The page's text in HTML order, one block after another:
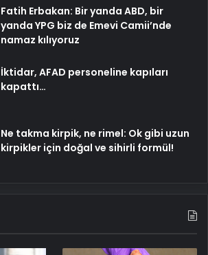
Fatih Erbakan: Bir yanda ABD, bir
yanda YPG biz de Emevi Camii’nde
namaz kılıyoruz
İktidar, AFAD personeline kapıları
kapattı…
Ne takma kirpik, ne rimel: Ok gibi uzun
kirpikler için doğal ve sihirli formül!